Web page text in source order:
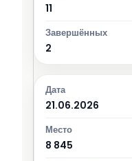
11
2
21.06.2026
8 845